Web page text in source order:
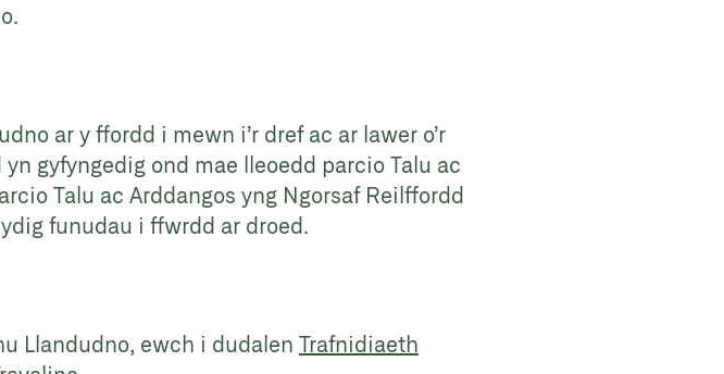
ar y ffordd i mewn i’r dref ac ar lawer o’r
gyfyngedig ond mae lleoedd parcio Talu ac
Talu ac Arddangos yng Ngorsaf Reilffordd
funudau i ffwrdd ar droed.
Llandudno, ewch i dudalen Trafnidiaeth